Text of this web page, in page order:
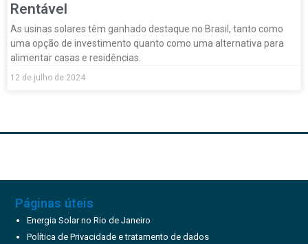
Rentável
As usinas solares têm ganhado destaque no Brasil, tanto como
uma opção de investimento quanto como uma alternativa para
alimentar casas e residências.
12 de julho de 2024
Páginas úteis
Energia Solar no Rio de Janeiro
Política de Privacidade e tratamento de dados